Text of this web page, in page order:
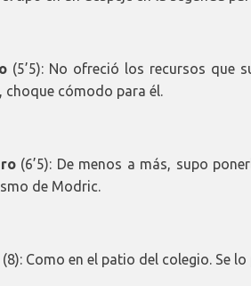
(5’5): No ofreció los recursos que
choque cómodo para él.
(6’5): De menos a más, supo
de Modric.
(8): Como en el patio del colegio. Se